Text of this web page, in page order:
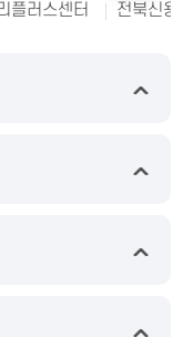
플러스센터 전북신용